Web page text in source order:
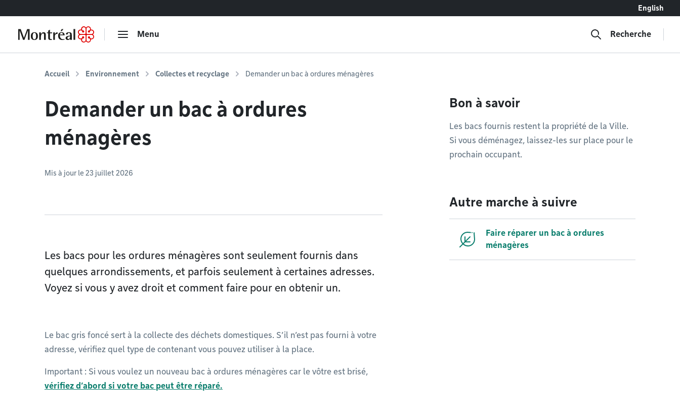
English
Menu Recherche
Accueil Environnement Collectes et recyclage Demander un bac à ordures ménagères
Demander un bac à ordures
ménagères
Mis à jour le 23 juillet 2026
Les bacs pour les ordures ménagères sont seulement fournis dans
quelques arrondissements, et parfois seulement à certaines adresses.
Voyez si vous y avez droit et comment faire pour en obtenir un.
Le bac gris foncé sert à la collecte des déchets domestiques. S’il n’est pas fourni à votre
adresse, vérifiez quel type de contenant vous pouvez utiliser à la place.
Important : Si vous voulez un nouveau bac à ordures ménagères car le vôtre est brisé,
vérifiez d’abord si votre bac peut être réparé.
Bon à savoir
Les bacs fournis restent la propriété de la Ville.
Si vous déménagez, laissez-les sur place pour le
prochain occupant.
Autre marche à suivre
Faire réparer un bac à ordures
ménagères